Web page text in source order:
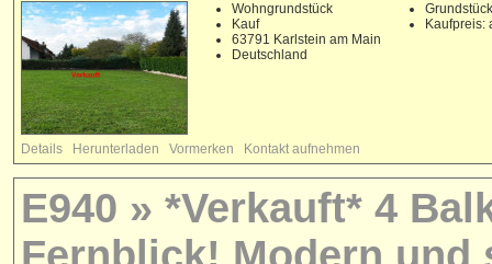
Wohngrundstück
Kauf
63791 Karlstein am Main
Deutschland
Kaufpreis:
Details Herunterladen Vormerken Kontakt aufnehmen
E940 » *Verkauft* 4